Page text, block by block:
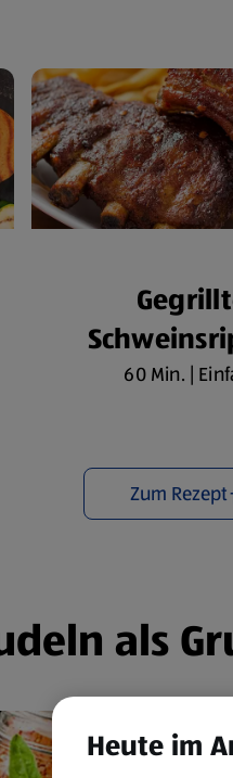
60 Min. |
Zum Rezept
als
Heute im